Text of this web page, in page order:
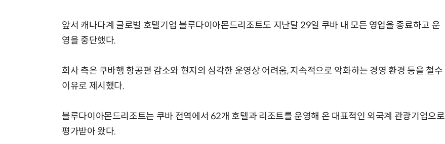
앞서 캐나다계 글로벌 호텔기업 블루다이아몬드리조트도 지난달 29일 쿠바 내 모든 영업을 종료하고 운
영을 중단했다.
회사 측은 쿠바행 항공편 감소와 현지의 심각한 운영상 어려움, 지속적으로 악화하는 경영 환경 등을 철수
이유로 제시했다.
블루다이아몬드리조트는 쿠바 전역에서 62개 호텔과 리조트를 운영해 온 대표적인 외국계 관광기업으로
평가받아 왔다.